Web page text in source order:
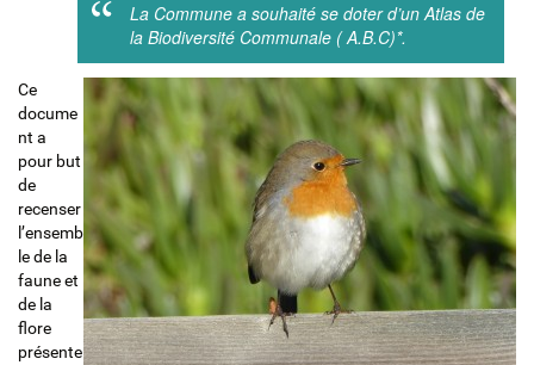
La Commune a souhaité se doter d’un Atlas de
la Biodiversité Communale ( A.B.C)*.
Ce
docume
nt a
pour but
de
recenser
l’ensemb
le de la
faune et
de la
flore
présente